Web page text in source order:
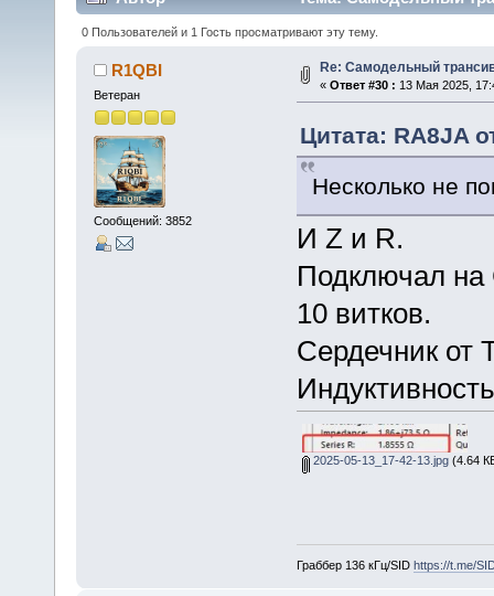
0 Пользователей и 1 Гость просматривают эту тему.
R1QBI
Ветеран
Сообщений: 3852
Re: Самодельный
« Ответ #30 : 13 Мая 2025,
Цитата: RA8JA
Несколько не
И Z и R.
Подключал на
10 витков.
Сердечник от
2025-05-13_17-42-13.jpg(4.64
Граббер 136 кГц/SID https://t.me/